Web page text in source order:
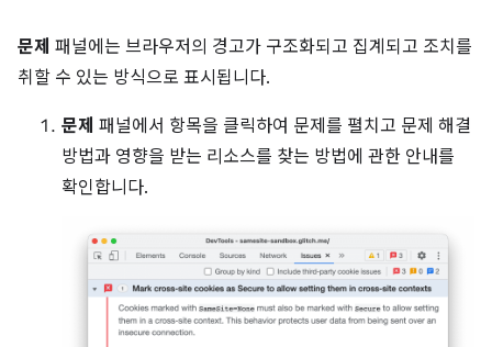
문제 패널에는 브라우저의 경고가 구조화되고 집계되고 조치를
취할 수 있는 방식으로 표시됩니다.
문제 패널에서 항목을 클릭하여 문제를 펼치고 문제 해결
방법과 영향을 받는 리소스를 찾는 방법에 관한 안내를
확인합니다.